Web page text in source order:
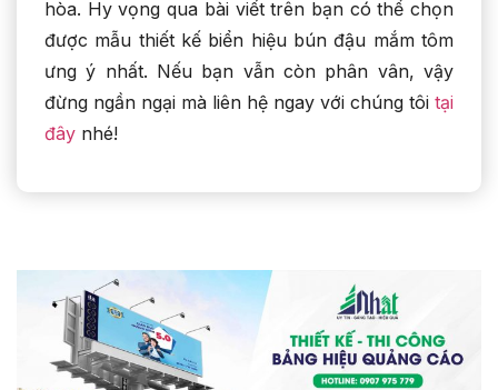
hòa. Hy vọng qua bài viết trên bạn có thể chọn
được mẫu thiết kế biển hiệu bún đậu mắm tôm
ưng ý nhất. Nếu bạn vẫn còn phân vân, vậy
đừng ngần ngại mà liên hệ ngay với chúng tôi tại
đây nhé!